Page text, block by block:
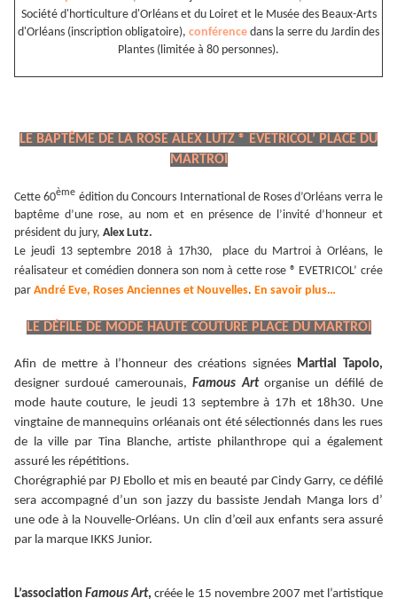
Société d'horticulture d'Orléans et du Loiret et le Musée des Beaux-Arts
d'Orléans (inscription obligatoire), conférence dans la serre du Jardin des
Plantes (limitée à 80 personnes).
LE BAPTÊME DE LA ROSE ALEX LUTZ ® EVETRICOL’ PLACE DU
MARTROI
Cette 60ème édition du Concours International de Roses d’Orléans verra le
baptême d’une rose, au nom et en présence de l’invité d’honneur et
président du jury, Alex Lutz.
Le jeudi 13 septembre 2018 à 17h30, place du Martroi à Orléans, le
réalisateur et comédien donnera son nom à cette rose ® EVETRICOL’ crée
par André Eve, Roses Anciennes et Nouvelles. En savoir plus…
LE DÉFILE DE MODE HAUTE COUTURE PLACE DU MARTROI
Afin de mettre à l’honneur des créations signées Martial Tapolo,
designer surdoué camerounais,Famous Artorganise un défilé de
mode haute couture, le jeudi 13 septembre à 17h et 18h30. Une
vingtaine de mannequins orléanais ont été sélectionnés dans les rues
de la ville par Tina Blanche, artiste philanthrope qui a également
assuré les répétitions.
Chorégraphié par PJ Ebollo et mis en beauté par Cindy Garry, ce défilé
sera accompagné d’un son jazzy du bassiste Jendah Manga lors d’
une ode à la Nouvelle-Orléans. Un clin d’œil aux enfants sera assuré
par la marque IKKS Junior.
L’association Famous Art, créée le 15 novembre 2007 met l’artistique